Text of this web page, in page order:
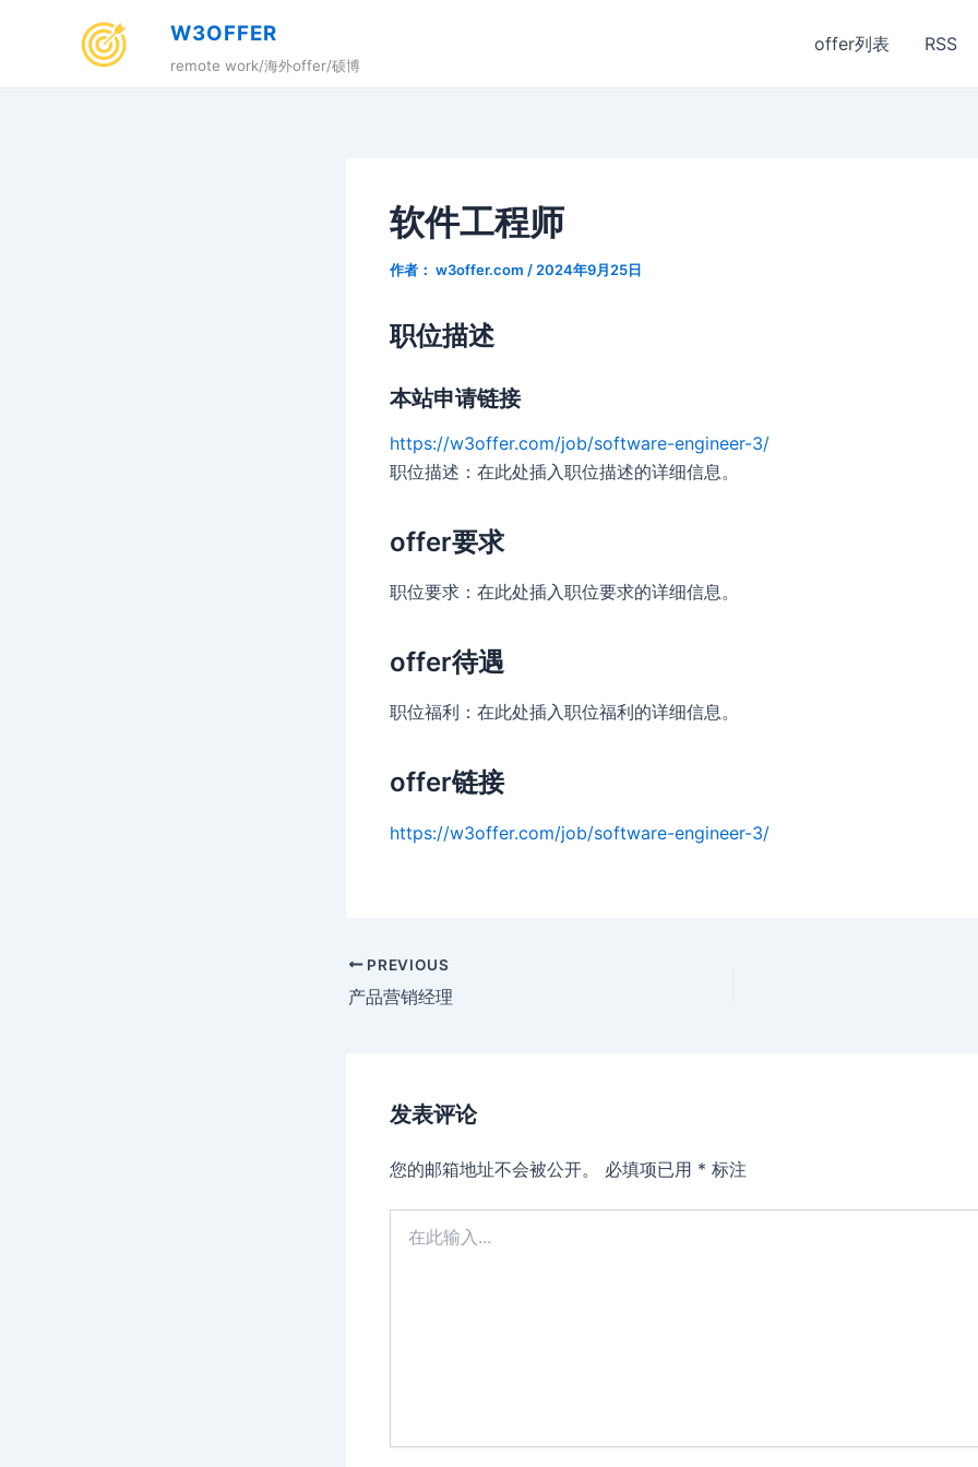
W3OFFER
remote work/海外offer/硕博
offer列表 RSS
软件工程师
作者： w3offer.com / 2024年9月25日
职位描述
本站申请链接
https://w3offer.com/job/software-engineer-3/
职位描述：在此处插入职位描述的详细信息。
offer要求
职位要求：在此处插入职位要求的详细信息。
offer待遇
职位福利：在此处插入职位福利的详细信息。
offer链接
https://w3offer.com/job/software-engineer-3/
Post
navigation
PREVIOUS
产品营销经理
发表评论
您的邮箱地址不会被公开。 必填项已用 * 标注